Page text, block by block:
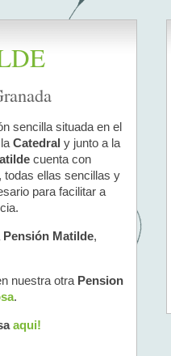
sencilla situada en el
laCatedral y junto a la
cuenta con
todas ellas sencillas y
para facilitar a
Pensión Matilde,
nuestra otra Pension
.
aqui!